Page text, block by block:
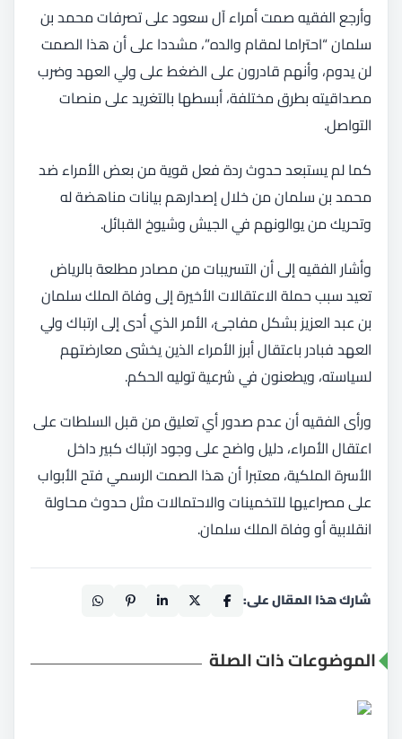
وأرجع الفقيه صمت أمراء آل سعود على تصرفات محمد بن
سلمان “احتراما لمقام والده”، مشددا على أن هذا الصمت
لن يدوم، وأنهم قادرون على الضغط على ولي العهد وضرب
مصداقيته بطرق مختلفة، أبسطها بالتغريد على منصات
التواصل.
كما لم يستبعد حدوث ردة فعل قوية من بعض الأمراء ضد
محمد بن سلمان من خلال إصدارهم بيانات مناهضة له
وتحريك من يوالونهم في الجيش وشيوخ القبائل.
وأشار الفقيه إلى أن التسريبات من مصادر مطلعة بالرياض
تعيد سبب حملة الاعتقالات الأخيرة إلى وفاة الملك سلمان
بن عبد العزيز بشكل مفاجئ، الأمر الذي أدى إلى ارتباك ولي
العهد فبادر باعتقال أبرز الأمراء الذين يخشى معارضتهم
لسياسته، ويطعنون في شرعية توليه الحكم.
ورأى الفقيه أن عدم صدور أي تعليق من قبل السلطات على
اعتقال الأمراء، دليل واضح على وجود ارتباك كبير داخل
الأسرة الملكية، معتبرا أن هذا الصمت الرسمي فتح الأبواب
على مصراعيها للتخمينات والاحتمالات مثل حدوث محاولة
انقلابية أو وفاة الملك سلمان.
شارك هذا المقال على:
الموضوعات ذات الصلة